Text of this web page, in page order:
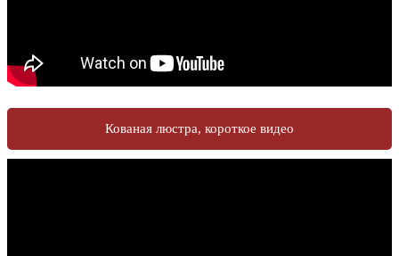
Кованая люстра, короткое видео